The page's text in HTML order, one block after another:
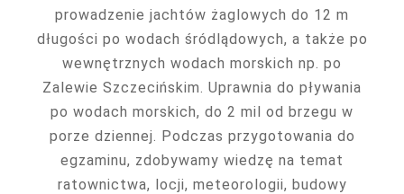
prowadzenie jachtów żaglowych do 12 m
długości po wodach śródlądowych, a także po
wewnętrznych wodach morskich np. po
Zalewie Szczecińskim. Uprawnia do pływania
po wodach morskich, do 2 mil od brzegu w
porze dziennej. Podczas przygotowania do
egzaminu, zdobywamy wiedzę na temat
ratownictwa, locji, meteorologii, budowy